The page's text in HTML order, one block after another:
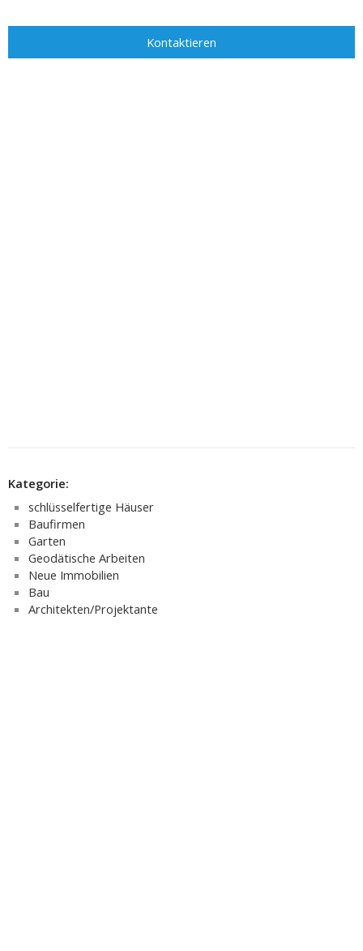
Kontaktieren
Kategorie:
schlüsselfertige Häuser
Baufirmen
Garten
Geodätische Arbeiten
Neue Immobilien
Bau
Architekten/Projektante